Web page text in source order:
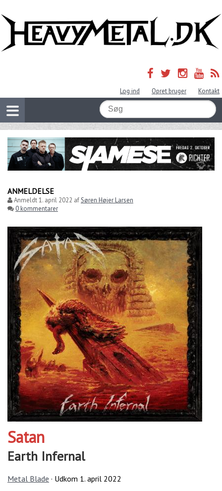
Log ind Opret bruger Kontakt
ANMELDELSE
Anmeldt1. april 2022 afSøren Højer Larsen
0 kommentarer
Satan
Earth Infernal
Metal Blade · Udkom 1. april 2022